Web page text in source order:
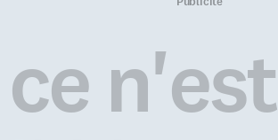
plein ou partiel dans un service
de garde ou un milieu éducatif
ayant une entente avec la Ville.
Développés en collaboration
régions du
Simcoe
l’année
ce n'est